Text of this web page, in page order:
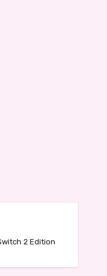
2 Edition